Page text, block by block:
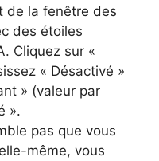
de la fenêtre des
des étoiles
Cliquez sur «
« Désactivé »
» (valeur par
».
pas que vous
même, vous